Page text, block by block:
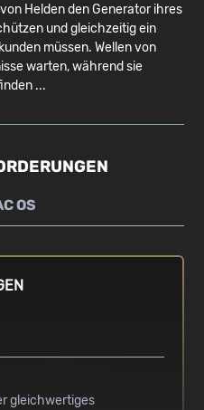
Helden den Generator ihres
und gleichzeitig ein
müssen. Wellen von
warten, während sie
...
OS
gleichwertiges